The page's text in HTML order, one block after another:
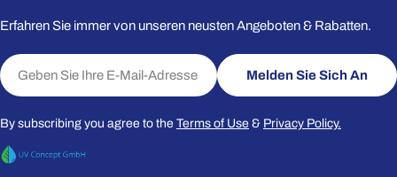
Erfahren Sie immer von unseren neusten Angeboten & Rabatten.
E-
Mail
Melden Sie Sich An
By subscribing you agree to the Terms of Use & Privacy Policy.